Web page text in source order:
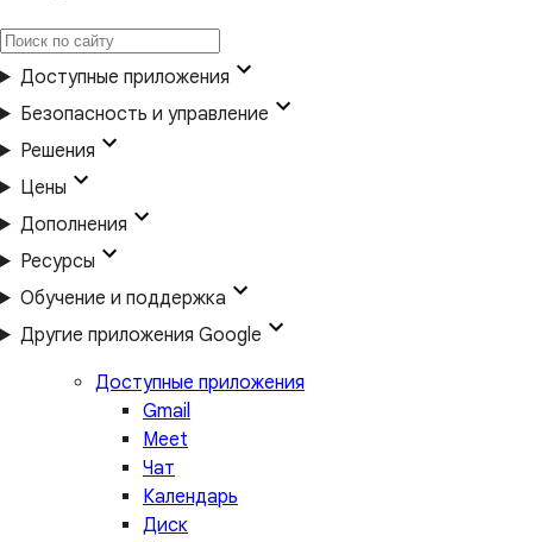
Доступные приложения
Безопасность и управление
Решения
Цены
Дополнения
Ресурсы
Обучение и поддержка
Другие приложения Google
Доступные приложения
Gmail
Meet
Чат
Календарь
Диск